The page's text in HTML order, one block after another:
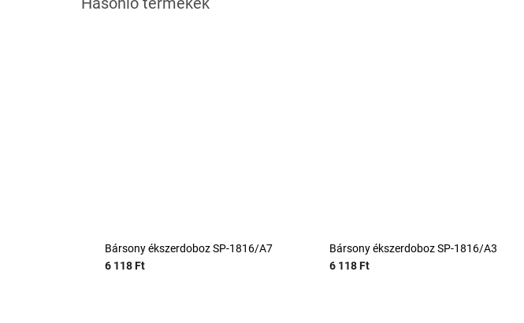
Bársony ékszerdoboz SP-1816/A7
6 118 Ft
Bársony ékszerdoboz SP-1816/A3
6 118 Ft